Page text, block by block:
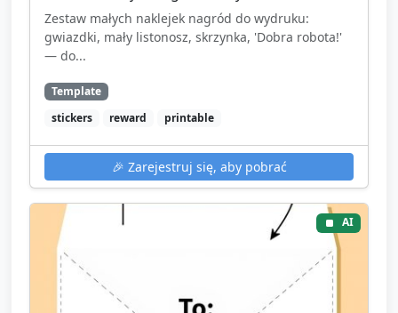
Zestaw małych naklejek nagród do wydruku:
gwiazdki, mały listonosz, skrzynka, 'Dobra robota!'
— do...
Template
stickers
reward printable
🎉 Zarejestruj się, aby pobrać
AI